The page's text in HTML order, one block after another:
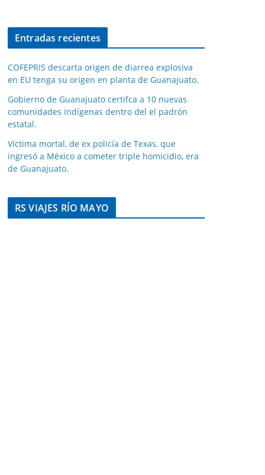
Entradas recientes
COFEPRIS descarta origen de diarrea explosiva
en EU tenga su origen en planta de Guanajuato.
Gobierno de Guanajuato certifca a 10 nuevas
comunidades indígenas dentro del el padrón
estatal.
Víctima mortal, de ex policía de Texas, que
ingresó a México a cometer triple homicidio, era
de Guanajuato.
RS VIAJES RÍO MAYO